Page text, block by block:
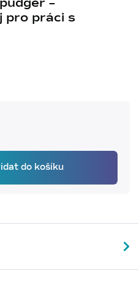
–
pro práci s
do košíku